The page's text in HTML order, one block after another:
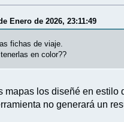
Enero de 2026, 23:11:49
fichas de viaje.
en color??
mapas los diseñé en
no generará un